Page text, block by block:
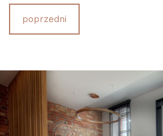
poprzedni